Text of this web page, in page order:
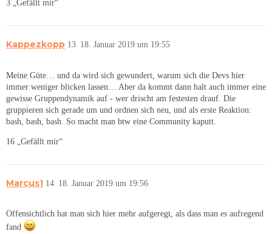
3 „Gefällt mir“
Kappezkopp 18. Januar 2019 um 19:55
13
Meine Güte… und da wird sich gewundert, warum sich die Devs hier
immer weniger blicken lassen… Aber da kommt dann halt auch immer eine
gewisse Gruppendynamik auf - wer drischt am festesten drauf. Die
gruppieren sich gerade um und ordnen sich neu, und als erste Reaktion:
bash, bash, bash. So macht man btw eine Community kaputt.
16 „Gefällt mir“
Marcus1 18. Januar 2019 um 19:56
14
Offensichtlich hat man sich hier mehr aufgeregt, als dass man es aufregend
fand